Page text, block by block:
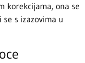
korekcijama, ona se
s izazovima u